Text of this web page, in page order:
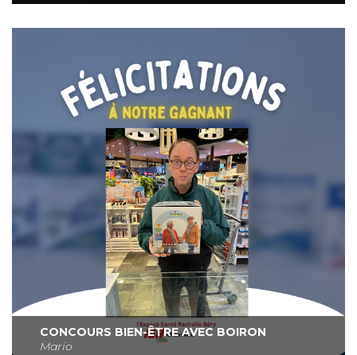
CONCOURS BIEN-ÊTRE AVEC BOIRON
Mario